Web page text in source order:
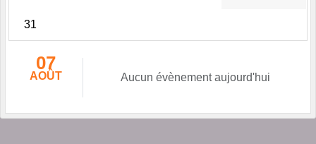
31
07
AOÛT Aucun évènement aujourd'hui